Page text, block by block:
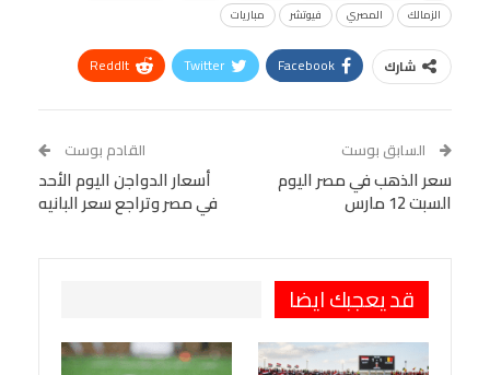
الزمالك
المصري فيوتشر مباريات
شارك Facebook
Twitter
ReddIt
Tumblr
البريد الإلكتروني
StumbleUpon
VK
Digg
BlackBerry
Viber
السابق بوست
سعر الذهب في مصر اليوم
السبت 12 مارس
القادم بوست
أسعار الدواجن اليوم الأحد
في مصر وتراجع سعر البانيه
قد يعجبك ايضا